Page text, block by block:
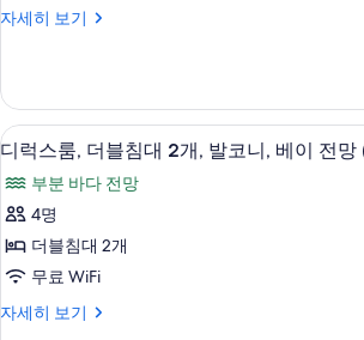
조
handrails)
사
진
모
두
보
기
원,
욕
with
handrails)
자
세
히
보
기
2
롤
인
샤
워
시
설
(Mobility
Accessible)
자세히 보기
룸,
대
개,
롤
인
샤
시
설
Accessible)
디
럭
스
룸,
더
침
고급 침구,
7
디럭스룸, 더블침대 2개, 발코니, 베이 전
부분 바다 전망
4명
더블침대 2개
무료 WiFi
자세히 보기
디